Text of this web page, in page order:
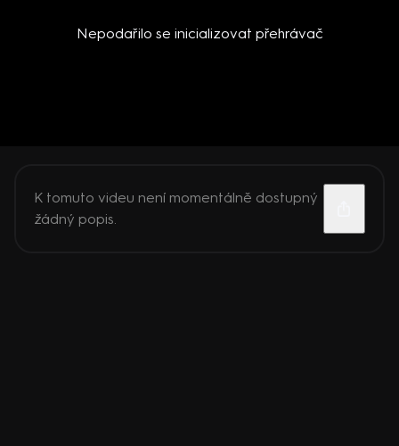
Nepodařilo se inicializovat přehrávač
K tomuto videu není momentálně dostupný
žádný popis.